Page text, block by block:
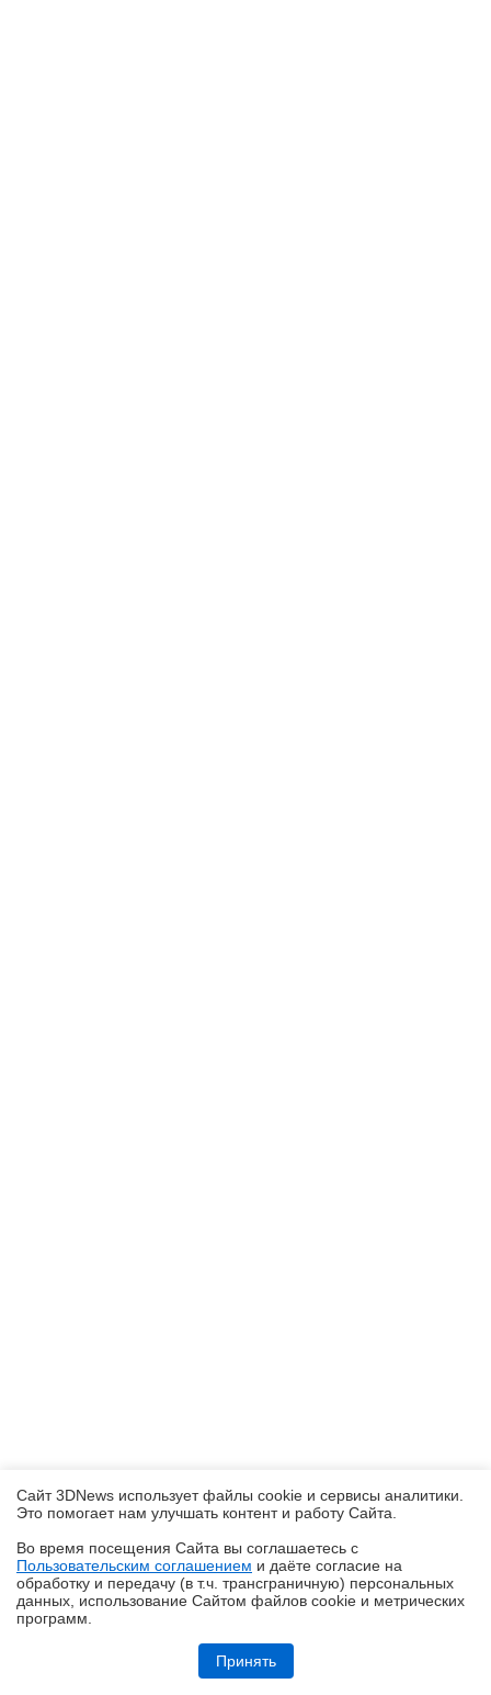
Обзор и тестирование неттопа MSI PRO DP10 A14MG: маленький, но
Сайт 3DNews использует файлы cookie и сервисы аналитики.
Это помогает нам улучшать контент и работу Cайта.
Во время посещения Cайта вы соглашаетесь с
Пользовательским соглашением и даёте согласие на
обработку и передачу (в т.ч. трансграничную) персональных
данных, использование Cайтом файлов cookie и метрических
программ.
Принять